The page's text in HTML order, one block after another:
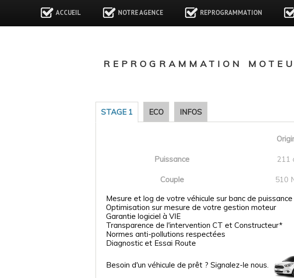
ACCUEIL NOTRE AGENCE REPROGRAMMATION
REPROGRAMMATION
STAGE 1 ECO INFOS
Puissance 211
Couple 510
Mesure et log de votre véhicule sur banc de puissance
Optimisation sur mesure de votre gestion moteur
Garantie logiciel à VIE
Transparence de l'intervention CT et Constructeur*
Normes anti-pollutions respectées
Diagnostic et Essai Route
Besoin d'un véhicule de prêt ? Signalez-le nous.